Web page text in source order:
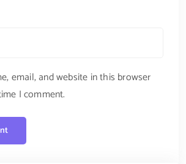
email, and website in this browser
I comment.